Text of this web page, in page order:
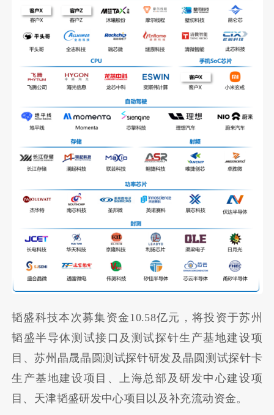
韬盛科技本次募集资金10.58亿元，将投资于苏州
韬盛半导体测试接口及测试探针生产基地建设项
目、苏州晶晟晶圆测试探针研发及晶圆测试探针卡
生产基地建设项目、上海总部及研发中心建设项
目、天津韬盛研发中心项目以及补充流动资金。